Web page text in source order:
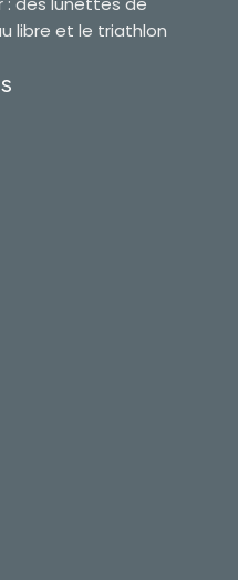
libre et le triathlon